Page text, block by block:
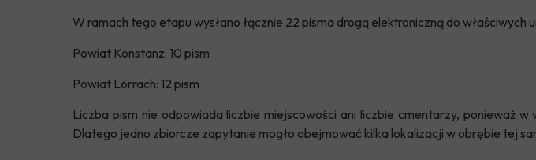
W ramach tego etapu wysłano łącznie 22 pisma drogą elektroniczną do
Powiat Konstanz: 10 pism
Powiat Lörrach: 12 pism
Liczba pism nie odpowiada liczbie miejscowości ani liczbie cmentarzy, ponieważ
Dlatego jedno zbiorcze zapytanie mogło obejmować kilka lokalizacji w obrębie tej